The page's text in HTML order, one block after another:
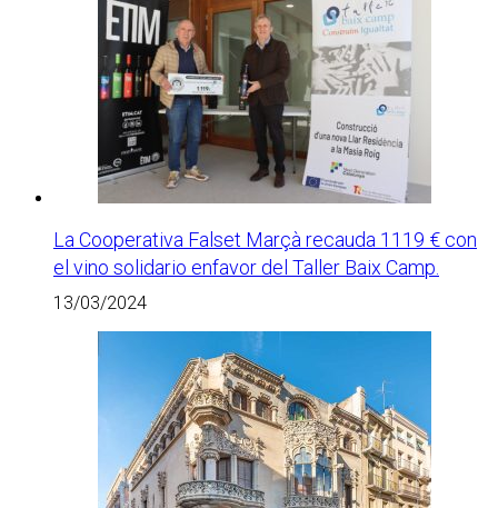
La Cooperativa Falset Marçà recauda 1119 € con
el vino solidario enfavor del Taller Baix Camp.
13/03/2024